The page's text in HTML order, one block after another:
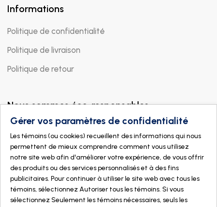
Informations
Politique de confidentialité
Politique de livraison
Politique de retour
Nous sommes éco-responsables
Gérer vos paramètres de confidentialité
Les témoins (ou cookies) recueillent des informations qui nous
permettent de mieux comprendre comment vous utilisez
notre site web afin d'améliorer votre expérience, de vous offrir
des produits ou des services personnalisés et à des fins
publicitaires. Pour continuer à utiliser le site web avec tous les
témoins, sélectionnez Autoriser tous les témoins. Si vous
sélectionnez Seulement les témoins nécessaires, seuls les